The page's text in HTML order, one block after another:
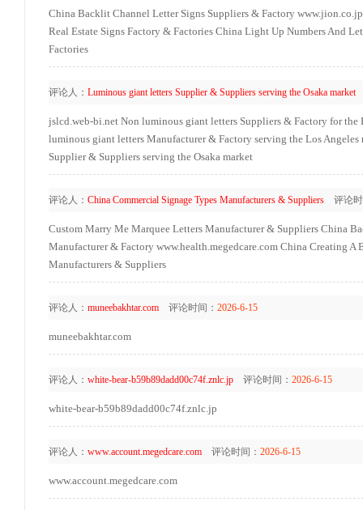
China Backlit Channel Letter Signs Suppliers & Factory www.jion.co.jp
Real Estate Signs Factory & Factories China Light Up Numbers And
Factories
评论人： Luminous giant letters Supplier & Suppliers serving the Osaka market
jslcd.web-bi.net Non luminous giant letters Suppliers & Factory for the
luminous giant letters Manufacturer & Factory serving the Los Angeles
Supplier & Suppliers serving the Osaka market
评论人： China Commercial Signage Types Manufacturers & Suppliers 评论
Custom Marry Me Marquee Letters Manufacturer & Suppliers China
Manufacturer & Factory www.health.megedcare.com China Creating A
Manufacturers & Suppliers
评论人： muneebakhtar.com 评论时间： 2026-6-15
muneebakhtar.com
评论人： white-bear-b59b89dadd00c74f.znlc.jp 评论时间： 2026-6-15
white-bear-b59b89dadd00c74f.znlc.jp
评论人： www.account.megedcare.com 评论时间： 2026-6-15
www.account.megedcare.com